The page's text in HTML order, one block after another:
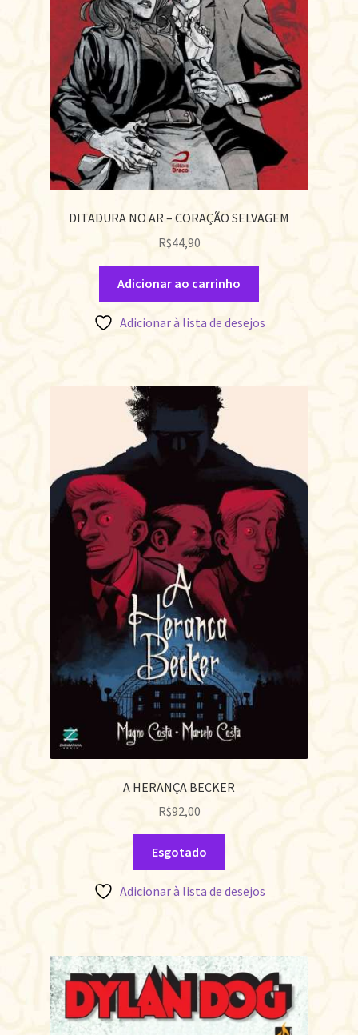
DITADURA NO AR – CORAÇÃO SELVAGEM
R$44,90
Adicionar ao carrinho
Adicionar à lista de desejos
A HERANÇA BECKER
R$92,00
Esgotado
Adicionar à lista de desejos